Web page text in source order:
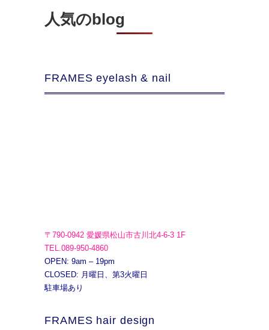
人気のblog
FRAMES eyelash & nail
〒790-0942 愛媛県松山市古川北4-6-3 1F
TEL.089-950-4860
OPEN: 9am – 19pm
CLOSED: 月曜日、第3火曜日
駐車場あり
FRAMES hair design